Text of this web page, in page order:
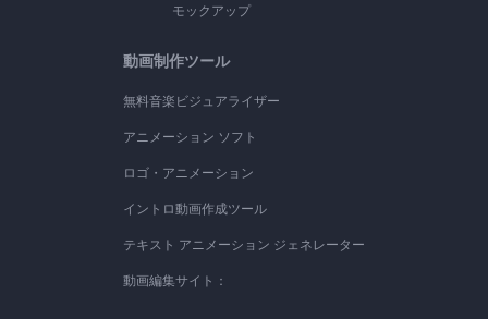
モックアップ
動画制作ツール
無料音楽ビジュアライザー
アニメーション ソフト
ロゴ・アニメーション
イントロ動画作成ツール
テキスト アニメーション ジェネレーター
動画編集サイト：